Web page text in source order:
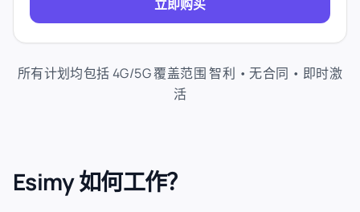
立即购买
所有计划均包括 4G/5G 覆盖范围 智利 • 无合同 • 即时激
活
Esimy 如何工作？